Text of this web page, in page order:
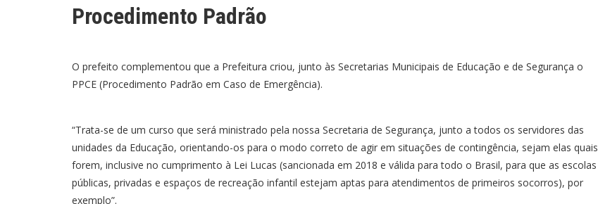
Procedimento Padrão
O prefeito complementou que a Prefeitura criou, junto às Secretarias Municipais de Educação e de Segurança o
PPCE (Procedimento Padrão em Caso de Emergência).
“Trata-se de um curso que será ministrado pela nossa Secretaria de Segurança, junto a todos os servidores das
unidades da Educação, orientando-os para o modo correto de agir em situações de contingência, sejam elas quais
forem, inclusive no cumprimento à Lei Lucas (sancionada em 2018 e válida para todo o Brasil, para que as escolas
públicas, privadas e espaços de recreação infantil estejam aptas para atendimentos de primeiros socorros), por
exemplo”.